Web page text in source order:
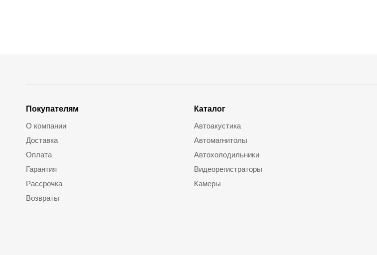
Покупателям
О компании
Доставка
Оплата
Гарантия
Рассрочка
Возвраты
Каталог
Автоакустика
Автомагнитолы
Автохолодильники
Видеорегистраторы
Камеры